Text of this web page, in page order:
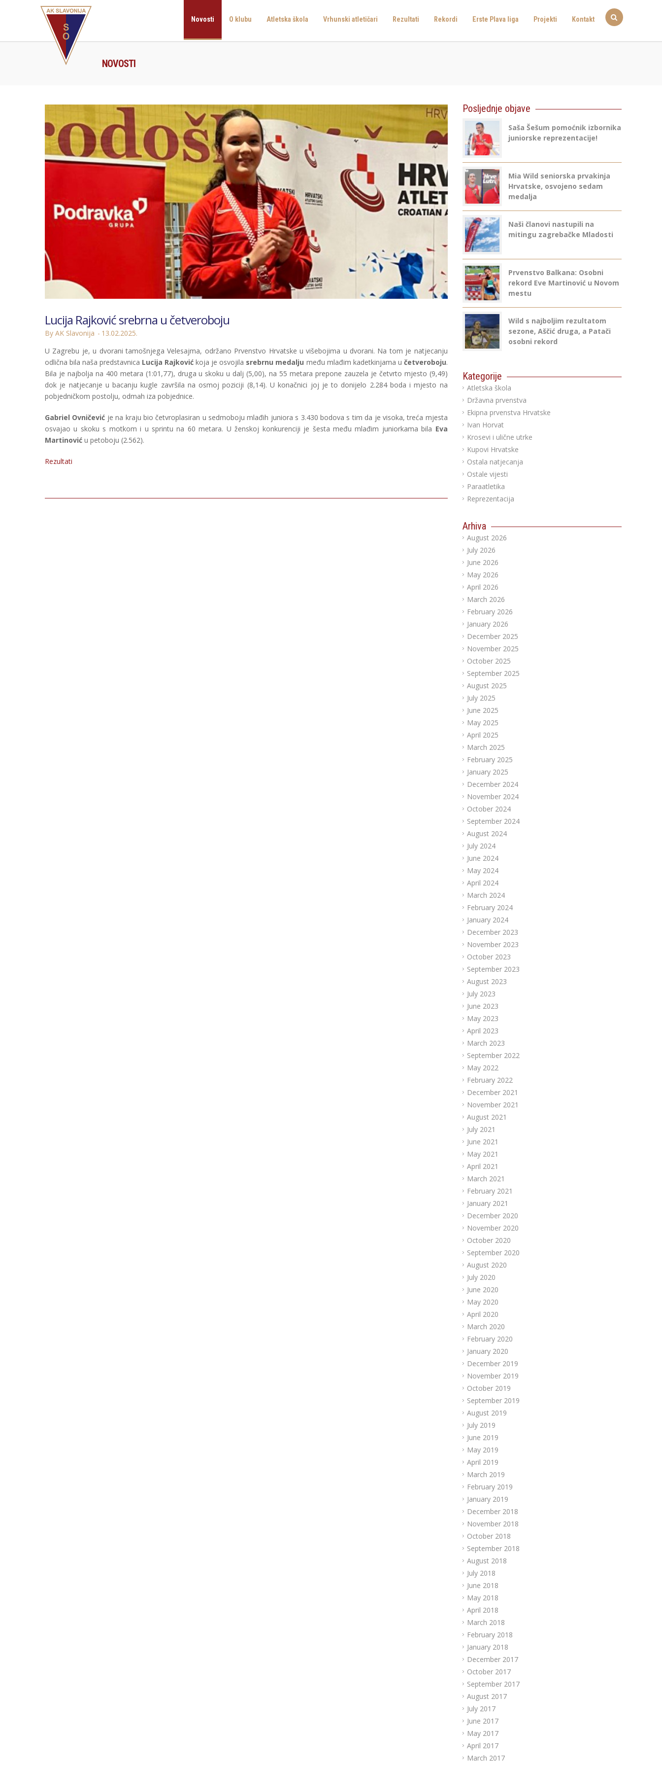
Novosti O klubu Atletska škola Vrhunski atletičari Rezultati Rekordi Erste Plava liga Projekti Kontakt
NOVOSTI
Lucija Rajković srebrna u četveroboju
By AK Slavonija
13.02.2025.
U Zagrebu je, u dvorani tamošnjega Velesajma, održano Prvenstvo Hrvatske u višebojima u dvorani. Na tom je natjecanju
odlična bila naša predstavnica Lucija Rajković koja je osvojila srebrnu medalju među mlađim kadetkinjama u četveroboju.
Bila je najbolja na 400 metara (1:01,77), druga u skoku u dalj (5,00), na 55 metara prepone zauzela je četvrto mjesto (9,49)
dok je natjecanje u bacanju kugle završila na osmoj poziciji (8,14). U konačnici joj je to donijelo 2.284 boda i mjesto na
pobjedničkom postolju, odmah iza pobjednice.
Gabriel Ovničević je na kraju bio četvroplasiran u sedmoboju mlađih juniora s 3.430 bodova s tim da je visoka, treća mjesta
osvajao u skoku s motkom i u sprintu na 60 metara. U ženskoj konkurenciji je šesta među mlađim juniorkama bila Eva
Martinović u petoboju (2.562).
Rezultati
Posljednje objave
Saša Šešum pomoćnik izbornika
juniorske reprezentacije!
Mia Wild seniorska prvakinja
Hrvatske, osvojeno sedam
medalja
Naši članovi nastupili na
mitingu zagrebačke Mladosti
Prvenstvo Balkana: Osobni
rekord Eve Martinović u Novom
mestu
Wild s najboljim rezultatom
sezone, Aščić druga, a Patači
osobni rekord
Kategorije
Atletska škola
Državna prvenstva
Ekipna prvenstva Hrvatske
Ivan Horvat
Krosevi i ulične utrke
Kupovi Hrvatske
Ostala natjecanja
Ostale vijesti
Paraatletika
Reprezentacija
Arhiva
August 2026
July 2026
June 2026
May 2026
April 2026
March 2026
February 2026
January 2026
December 2025
November 2025
October 2025
September 2025
August 2025
July 2025
June 2025
May 2025
April 2025
March 2025
February 2025
January 2025
December 2024
November 2024
October 2024
September 2024
August 2024
July 2024
June 2024
May 2024
April 2024
March 2024
February 2024
January 2024
December 2023
November 2023
October 2023
September 2023
August 2023
July 2023
June 2023
May 2023
April 2023
March 2023
September 2022
May 2022
February 2022
December 2021
November 2021
August 2021
July 2021
June 2021
May 2021
April 2021
March 2021
February 2021
January 2021
December 2020
November 2020
October 2020
September 2020
August 2020
July 2020
June 2020
May 2020
April 2020
March 2020
February 2020
January 2020
December 2019
November 2019
October 2019
September 2019
August 2019
July 2019
June 2019
May 2019
April 2019
March 2019
February 2019
January 2019
December 2018
November 2018
October 2018
September 2018
August 2018
July 2018
June 2018
May 2018
April 2018
March 2018
February 2018
January 2018
December 2017
October 2017
September 2017
August 2017
July 2017
June 2017
May 2017
April 2017
March 2017